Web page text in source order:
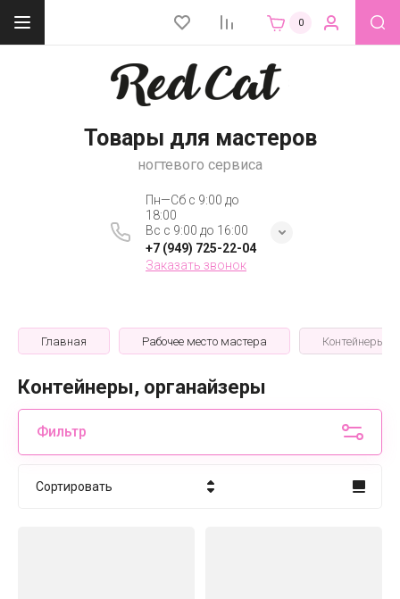
0
Товары для мастеров
ногтевого сервиса
Пн—Сб с 9:00 до
18:00
Вс с 9:00 до 16:00
+7 (949) 725-22-04
Заказать звонок
Главная Рабочее место мастера Контейнеры,
Контейнеры, органайзеры
Фильтр
Сортировать